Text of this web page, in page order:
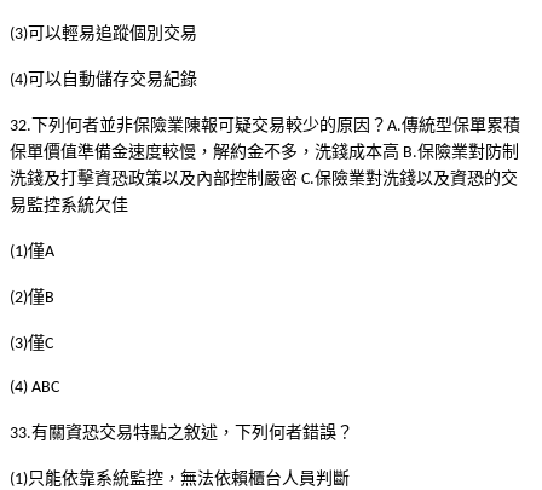
(3)可以輕易追蹤個別交易
(4)可以自動儲存交易紀錄
32. 下列何者並非保險業陳報可疑交易較少的原因？ A.傳統型保單累積
保單價值準備金速度較慢，解約金不多，洗錢成本高 B.保險業對防制
洗錢及打擊資恐政策以及內部控制嚴密 C.保險業對洗錢以及資恐的交
易監控系統欠佳
(1)僅A
(2)僅 B
(3)僅C
(4) ABC
33.有關資恐交易特點之敘述，下列何者錯誤？
(1)只能依靠系統監控，無法依賴櫃台人員判斷